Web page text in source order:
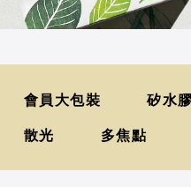
會員大包裝 矽水
散光 多焦點